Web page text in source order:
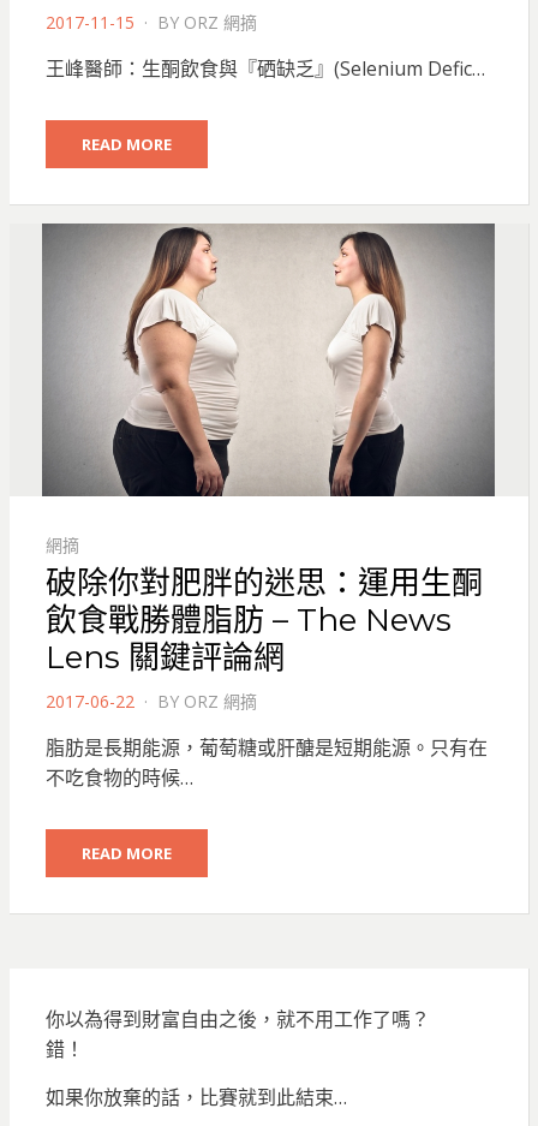
POSTED
2017-11-15 BY ORZ 網摘
王峰醫師：生酮飲食與『硒缺乏』(Selenium Defic…
READ MORE
網摘
破除你對肥胖的迷思：運用生酮
飲食戰勝體脂肪 – The News
Lens 關鍵評論網
POSTED
2017-06-22 BY ORZ 網摘
脂肪是長期能源，葡萄糖或肝醣是短期能源。只有在
不吃食物的時候…
READ MORE
你以為得到財富自由之後，就不用工作了嗎？
錯！
如果你放棄的話，比賽就到此結束…